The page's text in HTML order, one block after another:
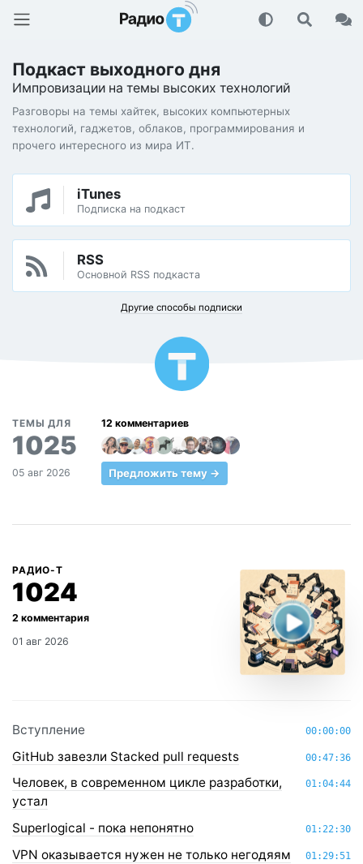
Радио-Т Подкаст
Подкаст выходного дня
Импровизации на темы высоких технологий
Разговоры на темы хайтек, высоких компьютерных
технологий, гаджетов, облаков, программирования и
прочего интересного из мира ИТ.
iTunes
Подписка на подкаст
RSS
Основной RSS подкаста
Другие способы подписки
ТЕМЫ ДЛЯ
1025
05 авг 2026 Предложить тему →
РАДИО-Т
1024
01 авг 2026
00:00:00
Вступление
00:47:36
GitHub завезли Stacked pull requests
01:04:44
Человек, в современном цикле разработки,
устал
01:22:30
Superlogical - пока непонятно
01:29:51
VPN оказывается нужен не только негодяям